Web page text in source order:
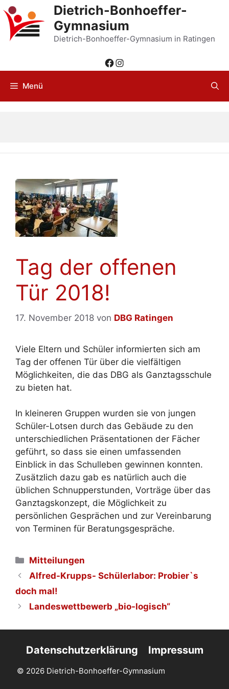
Zum
Inhalt
springen
Dietrich-Bonhoeffer-
Gymnasium
Dietrich-Bonhoeffer-Gymnasium in Ratingen
Facebook
Instagram
Menü
Tag der offenen
Tür 2018!
17. November 2018 von DBG Ratingen
Viele Eltern und Schüler informierten sich am
Tag der offenen Tür über die vielfältigen
Möglichkeiten, die das DBG als Ganztagsschule
zu bieten hat.
In kleineren Gruppen wurden sie von jungen
Schüler-Lotsen durch das Gebäude zu den
unterschiedlichen Präsentationen der Fächer
geführt, so dass sie einen umfassenden
Einblick in das Schulleben gewinnen konnten.
Zusätzlich dazu gab es natürlich auch die
üblichen Schnupperstunden, Vorträge über das
Ganztagskonzept, die Möglichkeit zu
persönlichen Gesprächen und zur Vereinbarung
von Terminen für Beratungsgespräche.
Kategorien
Mitteilungen
Alfred-Krupps- Schülerlabor: Probier`s
doch mal!
Landeswettbewerb „bio-logisch“
Datenschutzerklärung Impressum